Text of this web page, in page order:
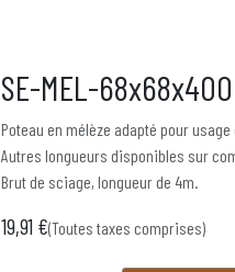
SE-MEL-
Poteau en mélèze adapté pour
Autres longueurs disponibles sur
Brut de sciage, longueur de 4m.
19,91 €(Toutes taxes comprises)